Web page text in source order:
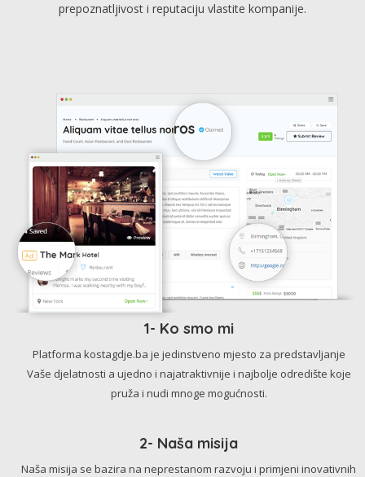
prepoznatljivost i reputaciju vlastite kompanije.
1- Ko smo mi
Platforma kostagdje.ba je jedinstveno mjesto za predstavljanje
Vaše djelatnosti a ujedno i najatraktivnije i najbolje odredište koje
pruža i nudi mnoge mogućnosti.
2- Naša misija
Naša misija se bazira na neprestanom razvoju i primjeni inovativnih